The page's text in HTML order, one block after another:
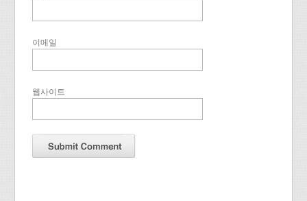
이메일
웹사이트